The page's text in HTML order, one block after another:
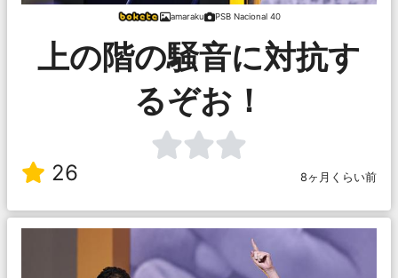
amaraku PSB Nacional 40
上の階の騒音に対抗す
るぞお！
26 8ヶ月くらい前